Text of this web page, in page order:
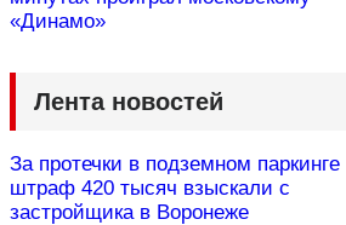
«Динамо»
Лента новостей
За протечки в подземном паркинге
штраф 420 тысяч взыскали с
застройщика в Воронеже